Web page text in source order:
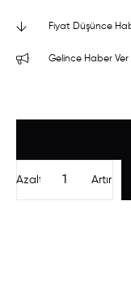
Fiyat Düşünce
Gelince Haber Ver
Artır
Azalt